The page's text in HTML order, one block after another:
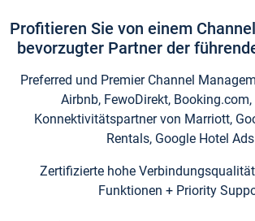
Profitieren Sie von einem
bevorzugter Partner der
Preferred und Premier Channel
Airbnb, FewoDirekt, Booking.com,
Konnektivitätspartner von Marriott,
Rentals, Google Hotel
Zertifizierte hohe
Funktionen + Priority